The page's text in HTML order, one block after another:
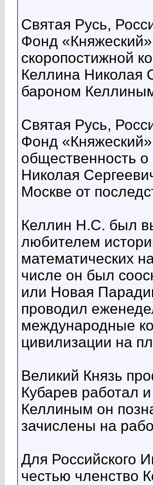
Святая Русь,
Фонд
скоропостижной
Келлина Николая
бароном
Святая Русь,
Фонд
общественность
Николая
Москве от
Келлин Н.С. был
любителем
математических
числе он был
или Новая
проводил
международные
цивилизации на
Великий Князь
Кубарев работал
Келлиным он
зачислены на
Для Российского
честью членство